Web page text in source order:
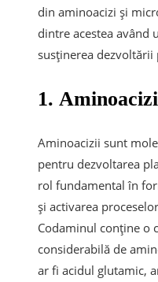
din aminoacizi și
dintre acestea având
susținerea dezvoltării
1.
Aminoacizii sunt
pentru dezvoltarea
rol fundamental în
și activarea
Codaminul conține o
considerabilă de
ar fi acidul glutamic,